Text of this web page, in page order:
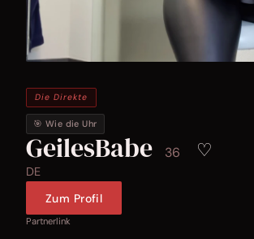
Die Direkte
🎯 Wie die Uhr
GeilesBabe 36 ♡
DE
Zum Profil
Partnerlink